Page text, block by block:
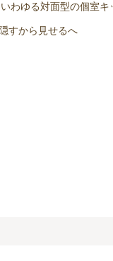
わゆる対面型の個室キ
すから見せるへ